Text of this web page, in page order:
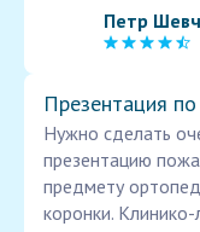
Петр
Презентация
Нужно сделать
презентацию
предмету
коронки.